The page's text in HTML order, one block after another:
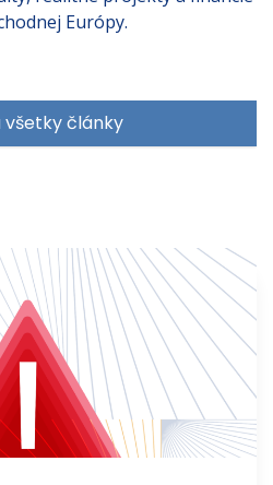
Európy.
všetky články